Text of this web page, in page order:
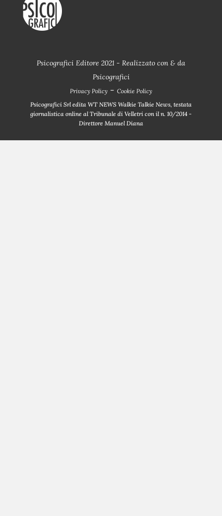
Psicografici Editore 2021 - Realizzato con & da
Psicografici
Privacy Policy - Cookie Policy
Psicografici Srl edita WT NEWS Walkie Talkie News, testata
giornalistica online al Tribunale di Velletri con il n. 10/2014 -
Direttore Manuel Diana